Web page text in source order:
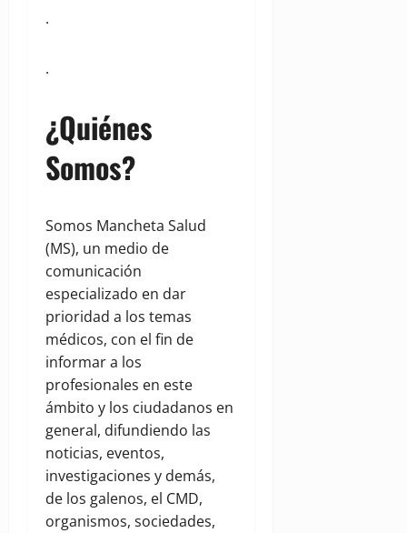
.
.
¿Quiénes
Somos?
Somos Mancheta Salud
(MS), un medio de
comunicación
especializado en dar
prioridad a los temas
médicos, con el fin de
informar a los
profesionales en este
ámbito y los ciudadanos en
general, difundiendo las
noticias, eventos,
investigaciones y demás,
de los galenos, el CMD,
organismos, sociedades,